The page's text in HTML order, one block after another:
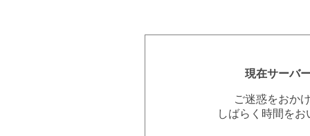
現在サーバ
ご迷惑をおか
しばらく時間を